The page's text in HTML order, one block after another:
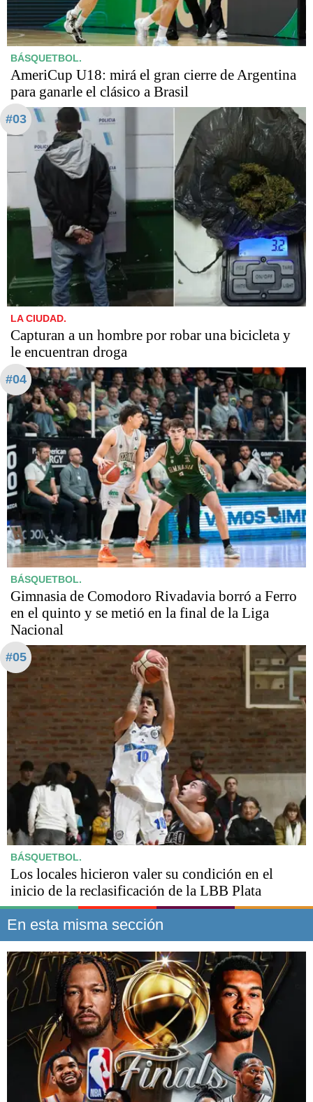
BÁSQUETBOL.
AmeriCup U18: mirá el gran cierre de Argentina
para ganarle el clásico a Brasil
#03
LA CIUDAD.
Capturan a un hombre por robar una bicicleta y
le encuentran droga
#04
BÁSQUETBOL.
Gimnasia de Comodoro Rivadavia borró a Ferro
en el quinto y se metió en la final de la Liga
Nacional
#05
BÁSQUETBOL.
Los locales hicieron valer su condición en el
inicio de la reclasificación de la LBB Plata
En esta misma sección